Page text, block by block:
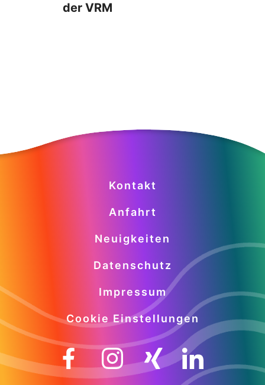
der VRM
Kontakt
Anfahrt
Neuigkeiten
Datenschutz
Impressum
Cookie Einstellungen